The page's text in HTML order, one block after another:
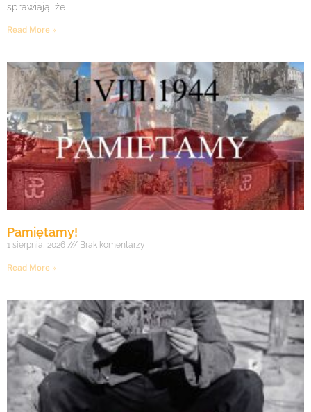
sprawiają, że
Read More »
Pamiętamy!
1 sierpnia, 2026 Brak komentarzy
Read More »